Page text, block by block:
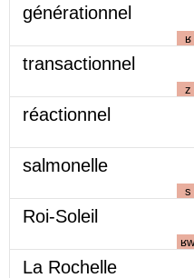
générationnel
ʁ
transactionnel
z
réactionnel
salmonelle
s
Roi-Soleil
ʁw
La Rochelle